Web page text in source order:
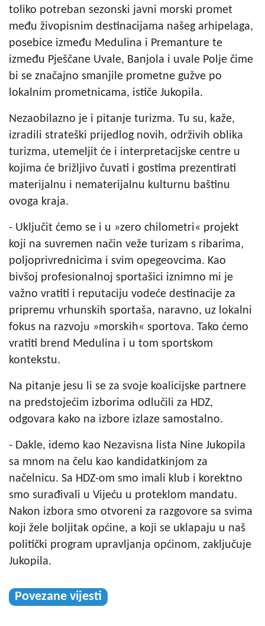
toliko potreban sezonski javni morski promet
među živopisnim destinacijama našeg arhipelaga,
posebice između Medulina i Premanture te
između Pješčane Uvale, Banjola i uvale Polje čime
bi se značajno smanjile prometne gužve po
lokalnim prometnicama, ističe Jukopila.
Nezaobilazno je i pitanje turizma. Tu su, kaže,
izradili strateški prijedlog novih, održivih oblika
turizma, utemeljit će i interpretacijske centre u
kojima će brižljivo čuvati i gostima prezentirati
materijalnu i nematerijalnu kulturnu baštinu
ovoga kraja.
- Uključit ćemo se i u »zero chilometri« projekt
koji na suvremen način veže turizam s ribarima,
poljoprivrednicima i svim opegeovcima. Kao
bivšoj profesionalnoj sportašici iznimno mi je
važno vratiti i reputaciju vodeće destinacije za
pripremu vrhunskih sportaša, naravno, uz lokalni
fokus na razvoju »morskih« sportova. Tako ćemo
vratiti brend Medulina i u tom sportskom
kontekstu.
Na pitanje jesu li se za svoje koalicijske partnere
na predstojećim izborima odlučili za HDZ,
odgovara kako na izbore izlaze samostalno.
- Dakle, idemo kao Nezavisna lista Nine Jukopila
sa mnom na čelu kao kandidatkinjom za
načelnicu. Sa HDZ-om smo imali klub i korektno
smo surađivali u Vijeću u proteklom mandatu.
Nakon izbora smo otvoreni za razgovore sa svima
koji žele boljitak općine, a koji se uklapaju u naš
politički program upravljanja općinom, zaključuje
Jukopila.
Povezane vijesti